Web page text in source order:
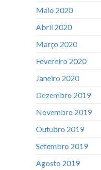
Maio 2020
Abril 2020
Março 2020
Fevereiro 2020
Janeiro 2020
Dezembro 2019
Novembro 2019
Outubro 2019
Setembro 2019
Agosto 2019